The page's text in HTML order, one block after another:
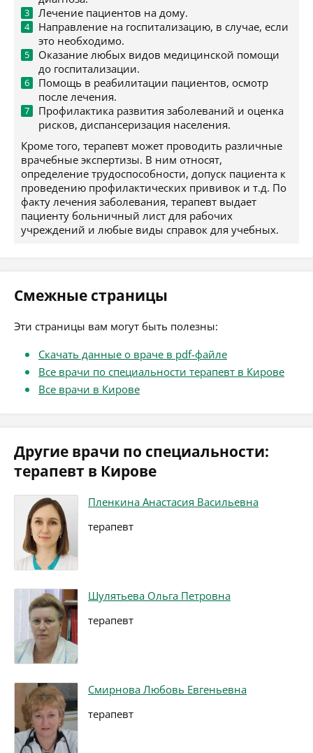
Лечение пациентов на дому.
Направление на госпитализацию, в случае, если
это необходимо.
Оказание любых видов медицинской помощи
до госпитализации.
Помощь в реабилитации пациентов, осмотр
после лечения.
Профилактика развития заболеваний и оценка
рисков, диспансеризация населения.
Кроме того, терапевт может проводить различные
врачебные экспертизы. В ним относят,
определение трудоспособности, допуск пациента к
проведению профилактических прививок и т.д. По
факту лечения заболевания, терапевт выдает
пациенту больничный лист для рабочих
учреждений и любые виды справок для учебных.
Смежные страницы
Эти страницы вам могут быть полезны:
Скачать данные о враче в pdf-файле
Все врачи по специальности терапевт в Кирове
Все врачи в Кирове
Другие врачи по специальности:
терапевт в Кирове
Пленкина Анастасия Васильевна
терапевт
Шулятьева Ольга Петровна
терапевт
Смирнова Любовь Евгеньевна
терапевт